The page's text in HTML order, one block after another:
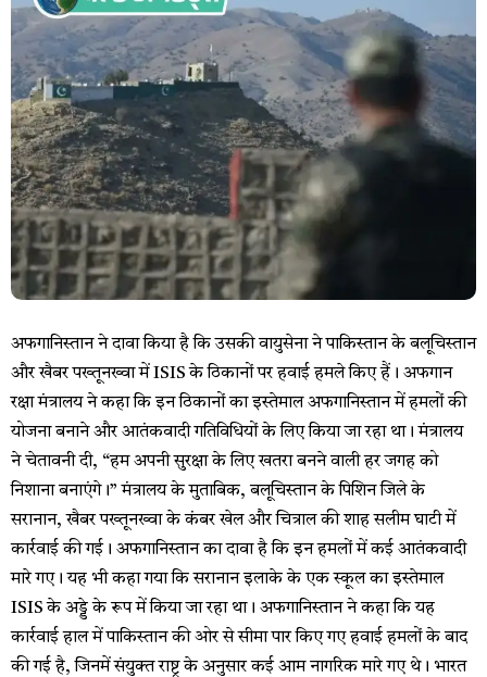
अफगानिस्तान ने दावा किया है कि उसकी वायुसेना ने पाकिस्तान के बलूचिस्तान
और खैबर पख्तूनख्वा में ISIS के ठिकानों पर हवाई हमले किए हैं। अफगान
रक्षा मंत्रालय ने कहा कि इन ठिकानों का इस्तेमाल अफगानिस्तान में हमलों की
योजना बनाने और आतंकवादी गतिविधियों के लिए किया जा रहा था। मंत्रालय
ने चेतावनी दी, “हम अपनी सुरक्षा के लिए खतरा बनने वाली हर जगह को
निशाना बनाएंगे।” मंत्रालय के मुताबिक, बलूचिस्तान के पिशिन जिले के
सरानान, खैबर पख्तूनख्वा के कंबर खेल और चित्राल की शाह सलीम घाटी में
कार्रवाई की गई। अफगानिस्तान का दावा है कि इन हमलों में कई आतंकवादी
मारे गए। यह भी कहा गया कि सरानान इलाके के एक स्कूल का इस्तेमाल
ISIS के अड्डे के रूप में किया जा रहा था। अफगानिस्तान ने कहा कि यह
कार्रवाई हाल में पाकिस्तान की ओर से सीमा पार किए गए हवाई हमलों के बाद
की गई है, जिनमें संयुक्त राष्ट्र के अनुसार कई आम नागरिक मारे गए थे। भारत